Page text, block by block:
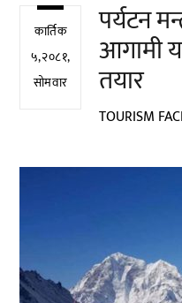
कार्तिक
५,२०८१,
सोमवार
पर्यटन
आगामी
तयार
TOURISM